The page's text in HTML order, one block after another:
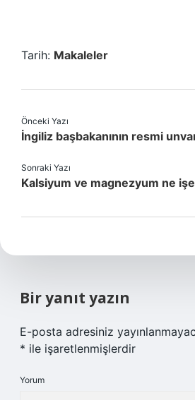
Tarih: Makaleler
Önceki Yazı
İngiliz başbakanının resmi
Sonraki Yazı
Kalsiyum ve magnezyum ne
Bir yanıt yazın
E-posta adresiniz
* ile işaretlenmişlerdir
Yorum